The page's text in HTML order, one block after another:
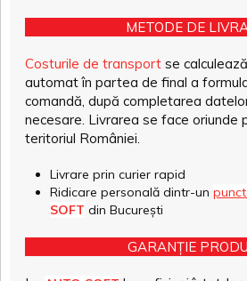
METODE DE
Costurile de transport se calculează
automat în partea de final a
comandă, după completarea
necesare. Livrarea se face oriunde
teritoriul României.
Livrare prin curier rapid
Ridicare personală dintr-un
SOFT din București
GARANȚIE